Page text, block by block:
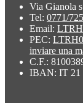
Via Gianola
Tel: 0771/
Email:
PEC:
inviare una
C.F.:
IBAN: IT 21